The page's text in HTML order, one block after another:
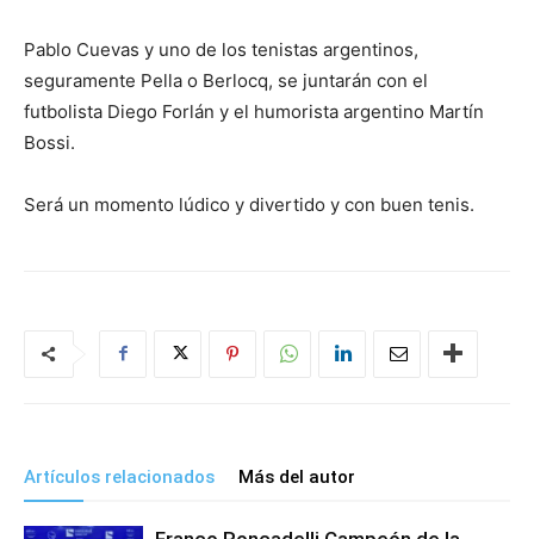
Pablo Cuevas y uno de los tenistas argentinos,
seguramente Pella o Berlocq, se juntarán con el
futbolista Diego Forlán y el humorista argentino Martín
Bossi.
Será un momento lúdico y divertido y con buen tenis.
Artículos relacionados Más del autor